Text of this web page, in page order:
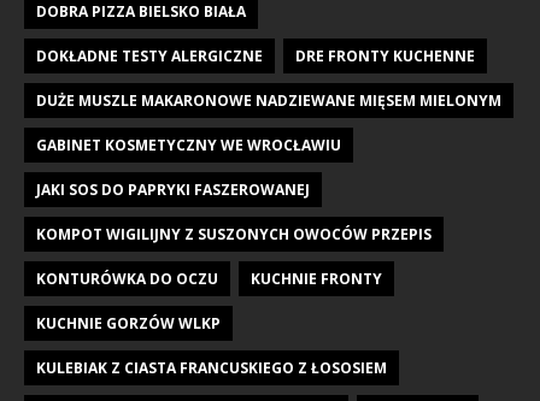
DOBRA PIZZA BIELSKO BIAŁA
DOKŁADNE TESTY ALERGICZNE DRE FRONTY KUCHENNE
DUŻE MUSZLE MAKARONOWE NADZIEWANE MIĘSEM MIELONYM
GABINET KOSMETYCZNY WE WROCŁAWIU
JAKI SOS DO PAPRYKI FASZEROWANEJ
KOMPOT WIGILIJNY Z SUSZONYCH OWOCÓW PRZEPIS
KONTURÓWKA DO OCZU KUCHNIE FRONTY
KUCHNIE GORZÓW WLKP
KULEBIAK Z CIASTA FRANCUSKIEGO Z ŁOSOSIEM